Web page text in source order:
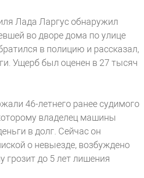
Лада Ларгус обнаружил
во дворе дома по улице
в полицию и рассказал,
Ущерб был оценен в 27 тысяч
46-летнего ранее судимого
владелец машины
в долг. Сейчас он
о невыезде, возбуждено
грозит до 5 лет лишения